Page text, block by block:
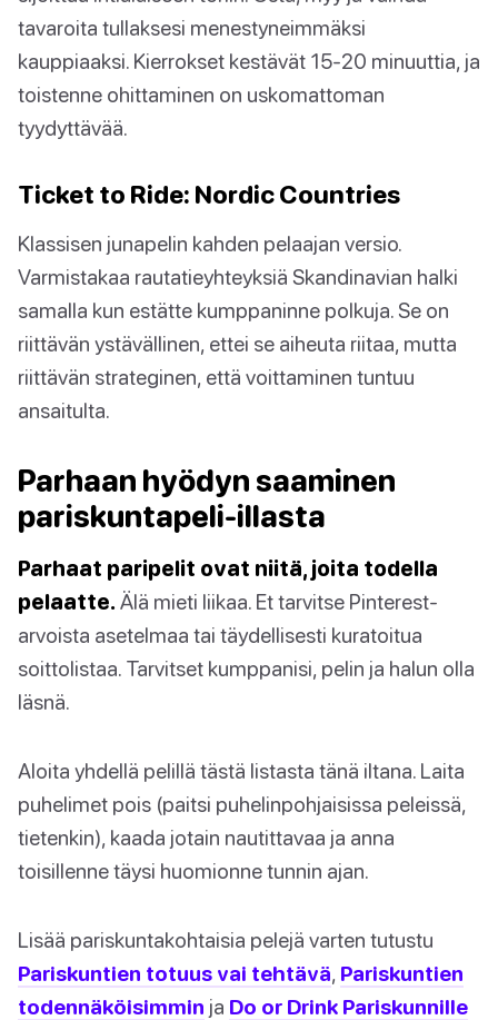
tavaroita tullaksesi menestyneimmäksi
kauppiaaksi. Kierrokset kestävät 15-20 minuuttia, ja
toistenne ohittaminen on uskomattoman
tyydyttävää.
Ticket to Ride: Nordic Countries
Klassisen junapelin kahden pelaajan versio.
Varmistakaa rautatieyhteyksiä Skandinavian halki
samalla kun estätte kumppaninne polkuja. Se on
riittävän ystävällinen, ettei se aiheuta riitaa, mutta
riittävän strateginen, että voittaminen tuntuu
ansaitulta.
Parhaan hyödyn saaminen
pariskuntapeli-illasta
Parhaat paripelit ovat niitä, joita todella
pelaatte. Älä mieti liikaa. Et tarvitse Pinterest-
arvoista asetelmaa tai täydellisesti kuratoitua
soittolistaa. Tarvitset kumppanisi, pelin ja halun olla
läsnä.
Aloita yhdellä pelillä tästä listasta tänä iltana. Laita
puhelimet pois (paitsi puhelinpohjaisissa peleissä,
tietenkin), kaada jotain nautittavaa ja anna
toisillenne täysi huomionne tunnin ajan.
Lisää pariskuntakohtaisia pelejä varten tutustu
Pariskuntien totuus vai tehtävä, Pariskuntien
todennäköisimmin ja Do or Drink Pariskunnille